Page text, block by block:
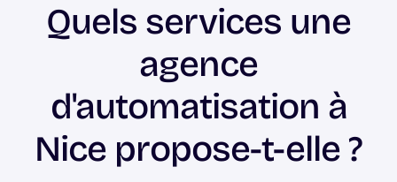
Quels services une
agence
d'automatisation à
Nice propose-t-elle ?